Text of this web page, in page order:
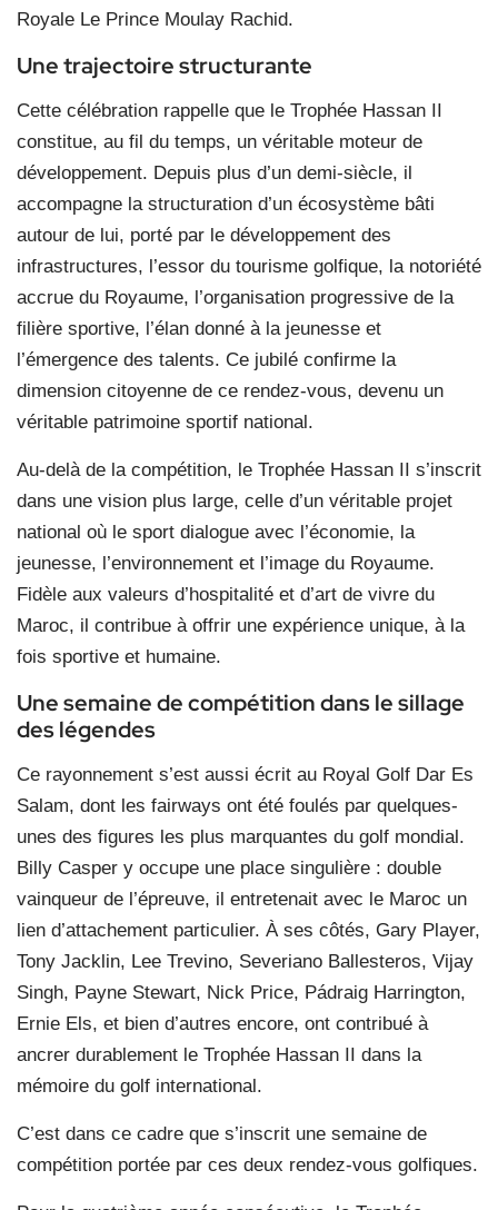
Royale Le Prince Moulay Rachid.
Une trajectoire structurante
Cette célébration rappelle que le Trophée Hassan II
constitue, au fil du temps, un véritable moteur de
développement. Depuis plus d’un demi-siècle, il
accompagne la structuration d’un écosystème bâti
autour de lui, porté par le développement des
infrastructures, l’essor du tourisme golfique, la notoriété
accrue du Royaume, l’organisation progressive de la
filière sportive, l’élan donné à la jeunesse et
l’émergence des talents. Ce jubilé confirme la
dimension citoyenne de ce rendez-vous, devenu un
véritable patrimoine sportif national.
Au-delà de la compétition, le Trophée Hassan II s’inscrit
dans une vision plus large, celle d’un véritable projet
national où le sport dialogue avec l’économie, la
jeunesse, l’environnement et l’image du Royaume.
Fidèle aux valeurs d’hospitalité et d’art de vivre du
Maroc, il contribue à offrir une expérience unique, à la
fois sportive et humaine.
Une semaine de compétition dans le sillage
des légendes
Ce rayonnement s’est aussi écrit au Royal Golf Dar Es
Salam, dont les fairways ont été foulés par quelques-
unes des figures les plus marquantes du golf mondial.
Billy Casper y occupe une place singulière : double
vainqueur de l’épreuve, il entretenait avec le Maroc un
lien d’attachement particulier. À ses côtés, Gary Player,
Tony Jacklin, Lee Trevino, Severiano Ballesteros, Vijay
Singh, Payne Stewart, Nick Price, Pádraig Harrington,
Ernie Els, et bien d’autres encore, ont contribué à
ancrer durablement le Trophée Hassan II dans la
mémoire du golf international.
C’est dans ce cadre que s’inscrit une semaine de
compétition portée par ces deux rendez-vous golfiques.